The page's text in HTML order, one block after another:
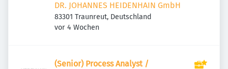
DR. JOHANNES HEIDENHAIN GmbH
83301 Traunreut, Deutschland
Veröffentlicht
vor 4 Wochen
(Senior) Process Analyst /